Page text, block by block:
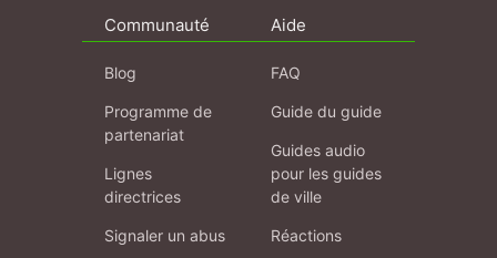
Communauté
Blog
Programme de
partenariat
Lignes
directrices
Signaler un abus
Aide
FAQ
Guide du guide
Guides audio
pour les guides
de ville
Réactions